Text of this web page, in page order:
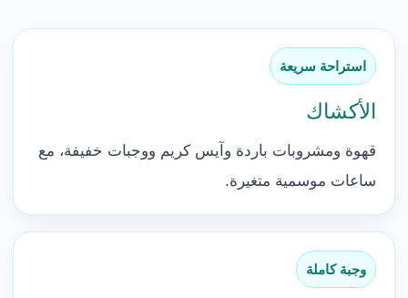
استراحة سريعة
الأكشاك
قهوة ومشروبات باردة وآيس كريم ووجبات خفيفة، مع
ساعات موسمية متغيرة.
وجبة كاملة